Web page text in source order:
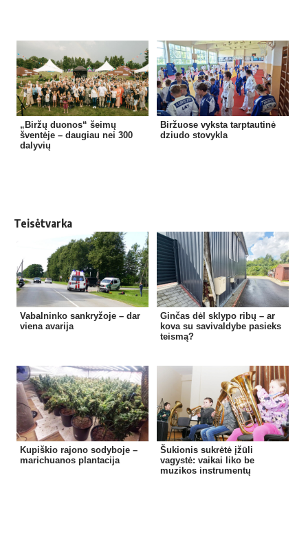
„Biržų duonos“ šeimų
šventėje – daugiau nei 300
dalyvių
Biržuose vyksta tarptautinė
dziudo stovykla
Teisėtvarka
Vabalninko sankryžoje – dar
viena avarija
Ginčas dėl sklypo ribų – ar
kova su savivaldybe pasieks
teismą?
Kupiškio rajono sodyboje –
marichuanos plantacija
Šukionis sukrėtė įžūli
vagystė: vaikai liko be
muzikos instrumentų